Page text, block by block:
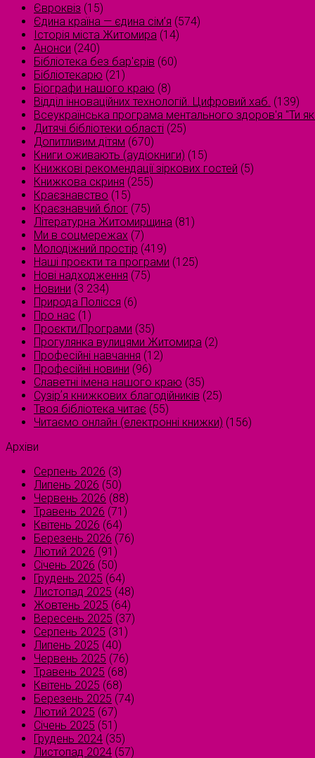
Євроквіз (15)
Єдина країна — єдина сім’я (574)
Історія міста Житомира (14)
Анонси (240)
Бібліотека без бар'єрів (60)
Бібліотекарю (21)
Біографи нашого краю (8)
Відділ інноваційних технологій. Цифровий хаб. (139)
Всеукраїнська програма ментального здоров'я "Ти
Дитячі бібліотеки області (25)
Допитливим дітям (670)
Книги оживають (аудіокниги) (15)
Книжкові рекомендації зіркових гостей (5)
Книжкова скриня (255)
Краєзнавство (15)
Краєзнавчий блог (75)
Літературна Житомирщина (81)
Ми в соцмережах (7)
Молодіжний простір (419)
Наші проєкти та програми (125)
Нові надходження (75)
Новини (3 234)
Природа Полісся (6)
Про нас (1)
Проєкти/Програми (35)
Прогулянка вулицями Житомира (2)
Професійні навчання (12)
Професійні новини (96)
Славетні імена нашого краю (35)
Сузірʼя книжкових благодійників (25)
Твоя бібліотека читає (55)
Читаємо онлайн (електронні книжки) (156)
Архіви
Серпень 2026 (3)
Липень 2026 (50)
Червень 2026 (88)
Травень 2026 (71)
Квітень 2026 (64)
Березень 2026 (76)
Лютий 2026 (91)
Січень 2026 (50)
Грудень 2025 (64)
Листопад 2025 (48)
Жовтень 2025 (64)
Вересень 2025 (37)
Серпень 2025 (31)
Липень 2025 (40)
Червень 2025 (76)
Травень 2025 (68)
Квітень 2025 (68)
Березень 2025 (74)
Лютий 2025 (67)
Січень 2025 (51)
Грудень 2024 (35)
Листопад 2024 (57)